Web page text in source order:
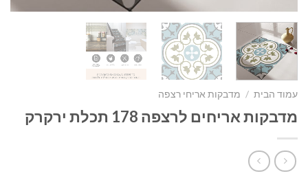
עמוד הבית / מדבקות אריחי רצפה
מדבקות אריחים לרצפה 178 תכלת ירקרק